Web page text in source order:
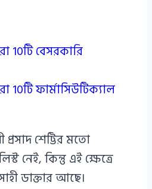
10টি বেসরকারি
10টি ফার্মাসিউটিক্যাল
প্রসাদ শেট্টির মতো
নেই, কিন্তু এই ক্ষেত্রে
ডাক্তার আছে।